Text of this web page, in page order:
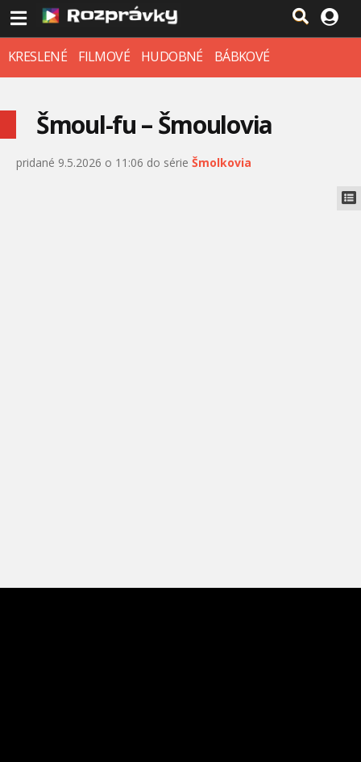
KRESLENÉ FILMOVÉ HUDOBNÉ BÁBKOVÉ
Šmoul-fu – Šmoulovia
pridané 9.5.2026 o 11:06 do série Šmolkovia